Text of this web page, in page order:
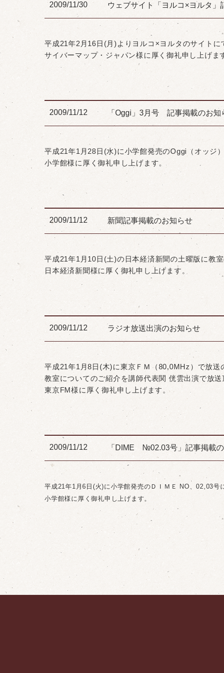
2009/11/30 ウェブサイト「ヨルコ×ヨルタ」
平成21年2月16日(月)よりヨルコ×ヨルタのサイト
サイバーマップ・ジャパン様に厚く御礼申し上げま
2009/11/12 「Oggi」3月号 記事掲載のお知
平成21年1月28日(水)に小学館発売のOggi（オッジ
小学館様に厚く御礼申し上げます。
2009/11/12 新聞記事掲載のお知らせ
平成21年1月10日(土)の日本経済新聞の土曜版に教
日本経済新聞様に厚く御礼申し上げます。
2009/11/12 ラジオ放送出演のお知らせ
平成21年1月8日(木)に東京ＦＭ（80,0MHz）で放
教室についてのご紹介を講師代表関 侊雲出演で放送
東京FM様に厚く御礼申し上げます。
2009/11/12 「DIME №02.03号」記事掲載
平成21年1月6日(火)に小学館発売のＤＩＭＥ NO、02,03号
小学館様に厚く御礼申し上げます。